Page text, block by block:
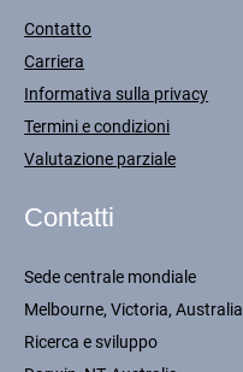
Contatto
Carriera
Informativa sulla privacy
Termini e condizioni
Valutazione parziale
Contatti
Sede centrale mondiale
Melbourne, Victoria, Australia
Ricerca e sviluppo